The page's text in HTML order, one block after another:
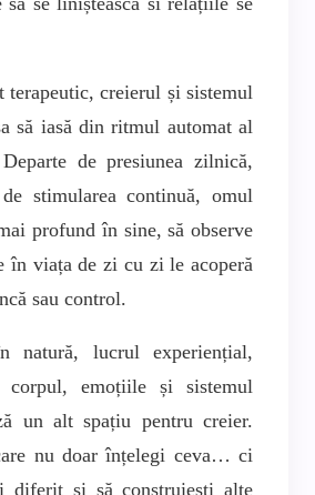
terapeutic, creierul și sistemul
să iasă din ritmul automat al
de presiunea zilnică,
stimularea continuă, omul
profund în sine, să observe
în viața de zi cu zi le acoperă
sau control.
lucrul experiențial,
corpul, emoțiile și sistemul
un alt spațiu pentru creier.
nu doar înțelegi ceva… ci
diferit și să construiești alte